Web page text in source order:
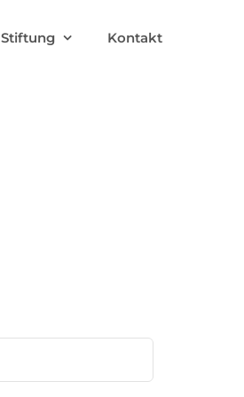
Stiftung Kontakt